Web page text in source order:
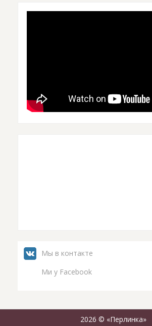
Мы в контакте
Ми у Facebook
2026 © «Перлинка»